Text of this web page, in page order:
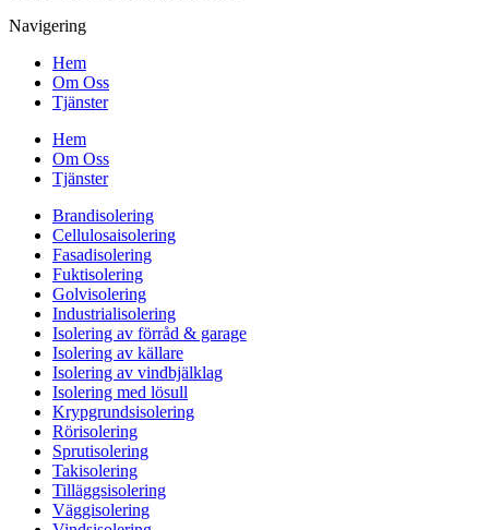
Navigering
Hem
Om Oss
Tjänster
Hem
Om Oss
Tjänster
Brandisolering
Cellulosaisolering
Fasadisolering
Fuktisolering
Golvisolering
Industrialisolering
Isolering av förråd & garage
Isolering av källare
Isolering av vindbjälklag
Isolering med lösull
Krypgrundsisolering
Rörisolering
Sprutisolering
Takisolering
Tilläggsisolering
Väggisolering